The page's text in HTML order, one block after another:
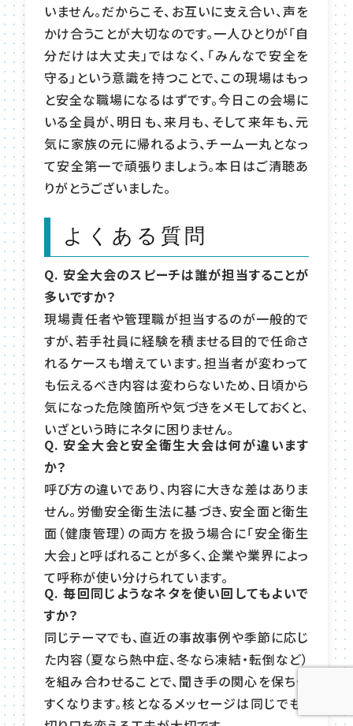
いません。だからこそ、お互いに支え合い、声を
かけ合うことが大切なのです。一人ひとりが「自
分だけは大丈夫」ではなく、「みんなで安全を
守る」という意識を持つことで、この現場はもっ
と安全な職場になるはずです。今日この会場に
いる全員が、明日も、来月も、そして来年も、元
気に家族の元に帰れるよう、チーム一丸となっ
て安全第一で頑張りましょう。本日はご清聴あ
りがとうございました。
よくある質問
Q. 安全大会のスピーチは誰が担当することが
多いですか？
現場責任者や管理職が担当するのが一般的で
すが、若手社員に経験を積ませる目的で任命さ
れるケースも増えています。担当者が変わって
も伝えるべき内容は変わらないため、日頃から
気になった危険箇所や気づきをメモしておくと、
いざという時にネタに困りません。
Q. 安全大会と安全衛生大会は何が違います
か？
呼び方の違いであり、内容に大きな差はありま
せん。労働安全衛生法に基づき、安全面と衛生
面（健康管理）の両方を扱う場合に「安全衛生
大会」と呼ばれることが多く、企業や業界によっ
て呼称が使い分けられています。
Q. 毎回同じようなネタを使い回してもよいで
すか？
同じテーマでも、直近の事故事例や季節に応じ
た内容（夏なら熱中症、冬なら凍結・転倒など）
を組み合わせることで、聞き手の関心を保ちや
すくなります。核となるメッセージは同じでも、